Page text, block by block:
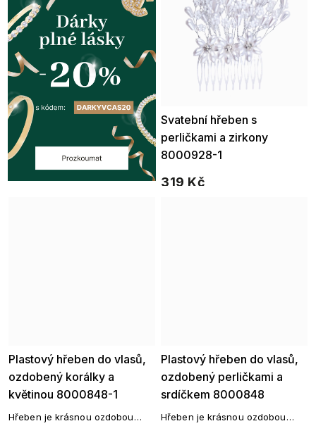
Svatební hřeben s
perličkami a zirkony
8000928-1
319 Kč
Plastový hřeben do vlasů,
ozdobený korálky a
květinou 8000848-1
Hřeben je krásnou ozdobou
Plastový hřeben do vlasů,
ozdobený perličkami a
srdíčkem 8000848
Hřeben je krásnou ozdobou